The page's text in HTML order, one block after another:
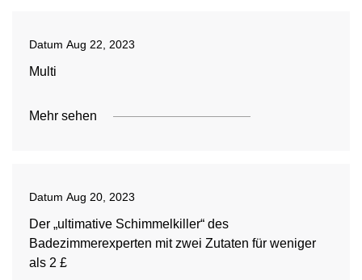
Datum Aug 22, 2023
Multi
Mehr sehen
Datum Aug 20, 2023
Der „ultimative Schimmelkiller“ des
Badezimmerexperten mit zwei Zutaten für weniger
als 2 £